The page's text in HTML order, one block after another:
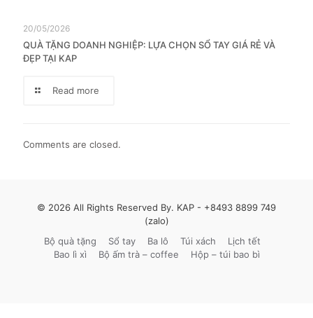
20/05/2026
QUÀ TẶNG DOANH NGHIỆP: LỰA CHỌN SỔ TAY GIÁ RẺ VÀ
ĐẸP TẠI KAP
Read more
Comments are closed.
© 2026 All Rights Reserved By. KAP - +8493 8899 749
(zalo)
Bộ quà tặng
Sổ tay Ba lô Túi xách
Lịch tết
Bao lì xì
Bộ ấm trà – coffee Hộp – túi bao bì